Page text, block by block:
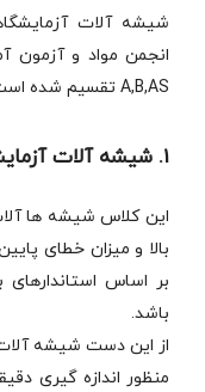
شیشه آلات
A,B,AS تقسیم شده است:
1. شیشه آلات آزمایشگاهی کلاس A:
این کلاس شیشه ها
بالا و میزان خطای
باشد.
از این دست شیشه
منظور اندازه گیری